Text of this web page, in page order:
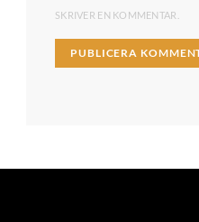
SKRIVER EN KOMMENTAR.